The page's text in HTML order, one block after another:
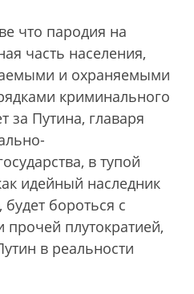
что пародия на
часть населения,
и охраняемыми
криминального
за Путина, главаря
в тупой
идейный наследник
бороться с
плутократией,
в реальности